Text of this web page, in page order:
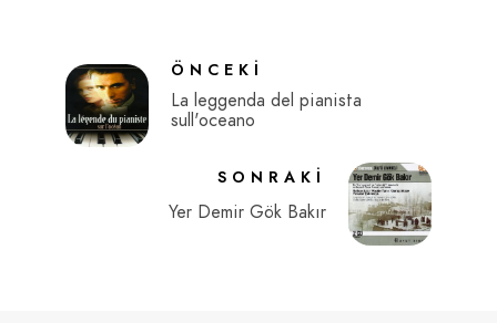
ÖNCEKI
La leggenda del pianista
sull'oceano
SONRAKI
Yer Demir Gök Bakır